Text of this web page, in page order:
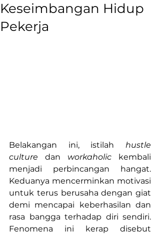
Keseimbangan Hidup
Pekerja
Belakangan ini, istilah hustle
culture dan workaholic kembali
menjadi perbincangan hangat.
Keduanya mencerminkan motivasi
untuk terus berusaha dengan giat
demi mencapai keberhasilan dan
rasa bangga terhadap diri sendiri.
Fenomena ini kerap disebut